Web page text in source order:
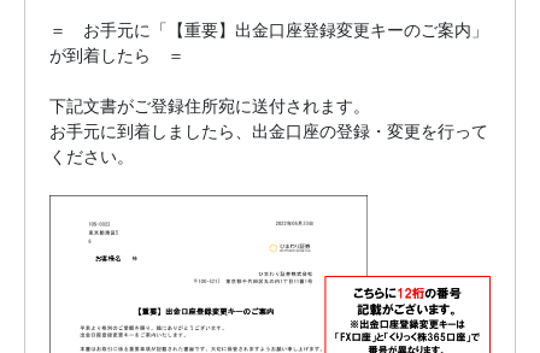
＝　お手元に「【重要】出金口座登録変更キーのご案内」
が到着したら　＝
下記文書がご登録住所宛に送付されます。
お手元に到着しましたら、出金口座の登録・変更を行って
ください。